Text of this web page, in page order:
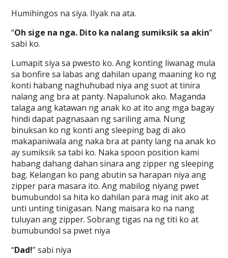
Humihingos na siya. IIyak na ata.
“Oh sige na nga. Dito ka nalang sumiksik sa akin”
sabi ko.
Lumapit siya sa pwesto ko. Ang konting liwanag mula
sa bonfire sa labas ang dahilan upang maaning ko ng
konti habang naghuhubad niya ang suot at tinira
nalang ang bra at panty. Napalunok ako. Maganda
talaga ang katawan ng anak ko at ito ang mga bagay
hindi dapat pagnasaan ng sariling ama. Nung
binuksan ko ng konti ang sleeping bag di ako
makapaniwala ang naka bra at panty lang na anak ko
ay sumiksik sa tabi ko. Naka spoon position kami
habang dahang dahan sinara ang zipper ng sleeping
bag. Kelangan ko pang abutin sa harapan niya ang
zipper para masara ito. Ang mabilog niyang pwet
bumubundol sa hita ko dahilan para mag init ako at
unti unting tinigasan. Nang maisara ko na nang
tuluyan ang zipper. Sobrang tigas na ng titi ko at
bumubundol sa pwet niya
“Dad!” sabi niya